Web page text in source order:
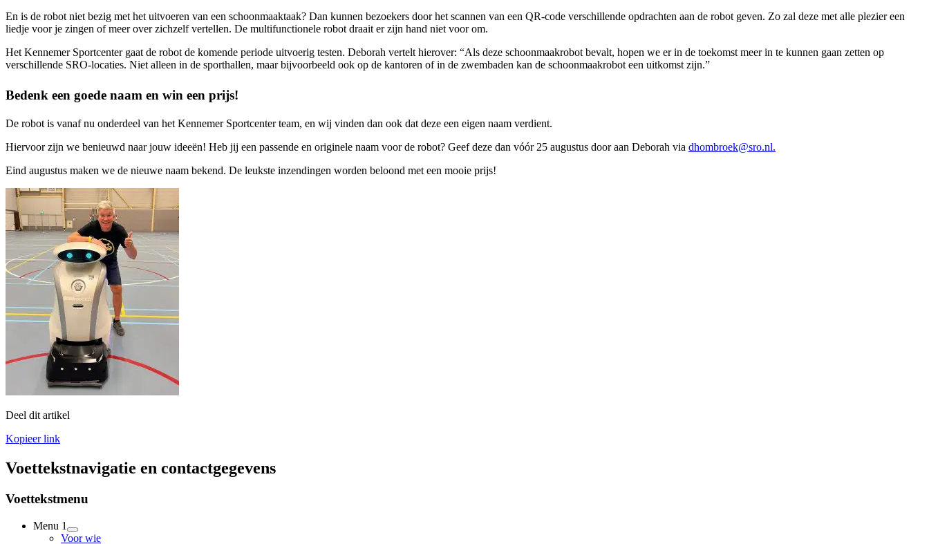
En is de robot niet bezig met het uitvoeren van een schoonmaaktaak? Dan kunnen bezoekers door het scannen van een QR-code verschillende opdrachten aan de robot geven. Zo zal deze met alle plezier een
liedje voor je zingen of meer over zichzelf vertellen. De multifunctionele robot draait er zijn hand niet voor om.
Het Kennemer Sportcenter gaat de robot de komende periode uitvoerig testen. Deborah vertelt hierover: “Als deze schoonmaakrobot bevalt, hopen we er in de toekomst meer in te kunnen gaan zetten op
verschillende SRO-locaties. Niet alleen in de sporthallen, maar bijvoorbeeld ook op de kantoren of in de zwembaden kan de schoonmaakrobot een uitkomst zijn.”
Bedenk een goede naam en win een prijs!
De robot is vanaf nu onderdeel van het Kennemer Sportcenter team, en wij vinden dan ook dat deze een eigen naam verdient.
Hiervoor zijn we benieuwd naar jouw ideeën! Heb jij een passende en originele naam voor de robot? Geef deze dan vóór 25 augustus door aan Deborah via dhombroek@sro.nl.
Eind augustus maken we de nieuwe naam bekend. De leukste inzendingen worden beloond met een mooie prijs!
Deel dit artikel
Kopieer link
Voettekstnavigatie en contactgegevens
Voettekstmenu
Menu 1
Voor wie